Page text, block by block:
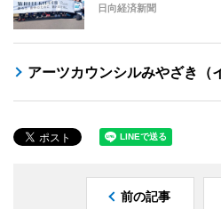
日向経済新聞
アーツカウンシルみやざき（
前の記事